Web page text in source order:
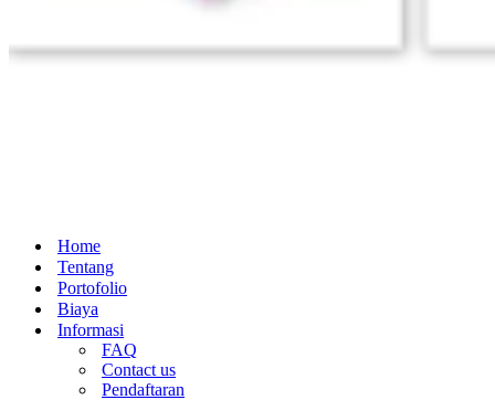
Home
Tentang
Portofolio
Biaya
Informasi
FAQ
Contact us
Pendaftaran